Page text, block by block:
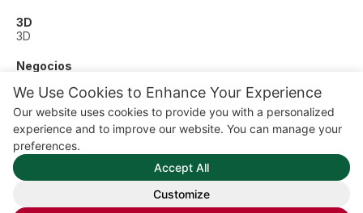
We Use Cookies to Enhance Your Experience
Our website uses cookies to provide you with a personalized
experience and to improve our website. You can manage your
preferences.
Accept All
Customize
3D
3D
Negocios
Otros
Educación Fitness
© AI Dude, on your service since 2023. All rights reserved.
Manage Cookies
Algunos enlaces en este sitio son enlaces de afiliado. Esto
significa que podemos ganar una comisión si haces clic y
compras, sin costo adicional para ti.